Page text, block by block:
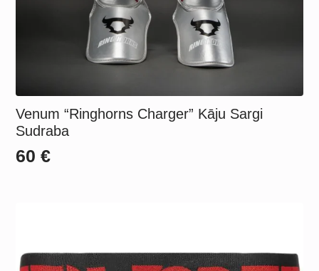
Venum “Ringhorns Charger” Kāju Sargi
Sudraba
60 €